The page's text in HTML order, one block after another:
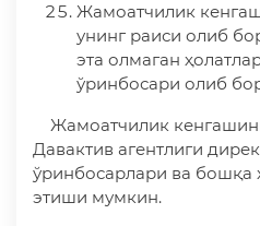
Жамоатчилик
унинг раиси олиб
эта олмаган
ўринбосари олиб
Жамоатчилик
Давактив агентлиги
ўринбосарлари ва
этиши мумкин.